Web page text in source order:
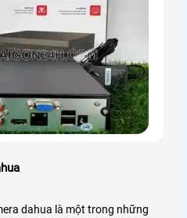
dahua là một trong những